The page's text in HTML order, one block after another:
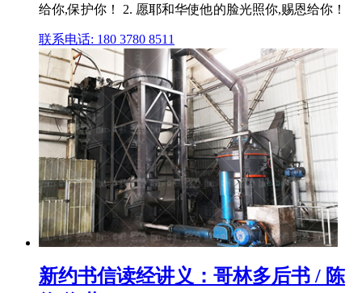
给你,保护你！ 2. 愿耶和华使他的脸光照你,赐恩给你！
联系电话: 180 3780 8511
新约书信读经讲义：哥林多后书 / 陈